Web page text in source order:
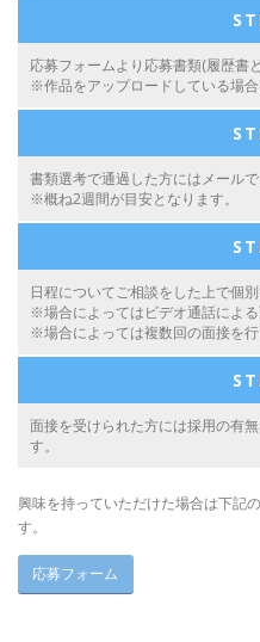
応募フォームより応募書類(履歴書
※作品をアップロードしている場合
書類選考で通過した方にはメールで
※概ね2週間が目安となります。
日程についてご相談をした上で個別
※場合によってはビデオ通話による
※場合によっては複数回の面接を行
面接を受けられた方には採用の有
す。
興味を持っていただけた場合は下記
す。
応募フォーム